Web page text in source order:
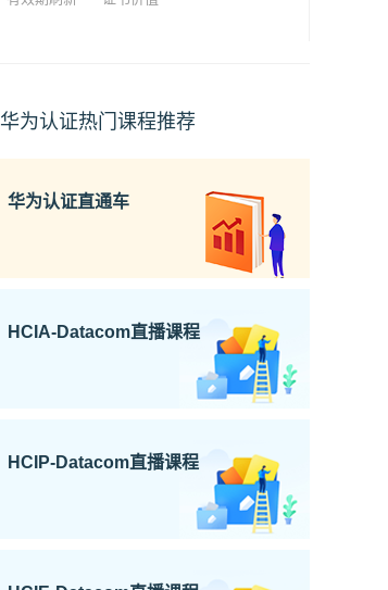
华为认证热门课程推荐
华为认证直通车
HCIA-Datacom直播课程
HCIP-Datacom直播课程